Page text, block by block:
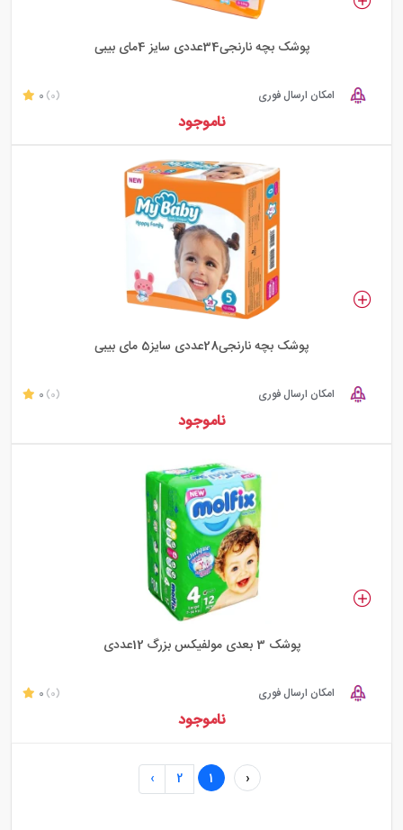
پوشک بچه نارنجی34عددی سایز 4مای بیبی
امکان ارسال فوری 0 (0)
ناموجود
پوشک بچه نارنجی28عددی سایز5 مای بیبی
امکان ارسال فوری 0 (0)
ناموجود
پوشک 3 بعدی مولفیکس بزرگ 12عددی
امکان ارسال فوری 0 (0)
ناموجود
‹
1
2
›